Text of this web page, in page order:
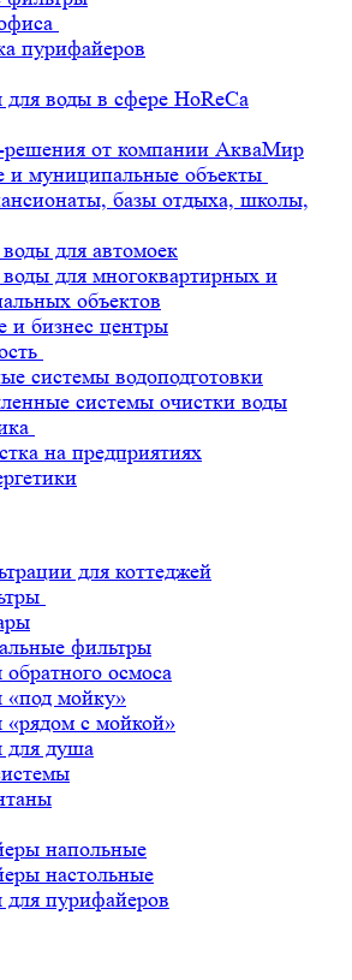
пурифайеров
воды в сфере HoReCa
решения от компании АкваМир
и муниципальные объекты
базы отдыха, школы,
для автомоек
для многоквартирных и
объектов
и бизнес центры
системы водоподготовки
системы очистки воды
на предприятиях
для коттеджей
фильтры
осмоса
мойку»
с мойкой»
для душа
напольные
настольные
пурифайеров